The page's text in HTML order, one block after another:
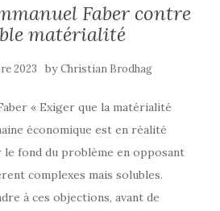
Faber contre
matérialité
2023 byChristian Brodhag
« Exiger que la matérialité
économique est en réalité
le fond du problème en opposant
complexes mais solubles.
à ces objections, avant de